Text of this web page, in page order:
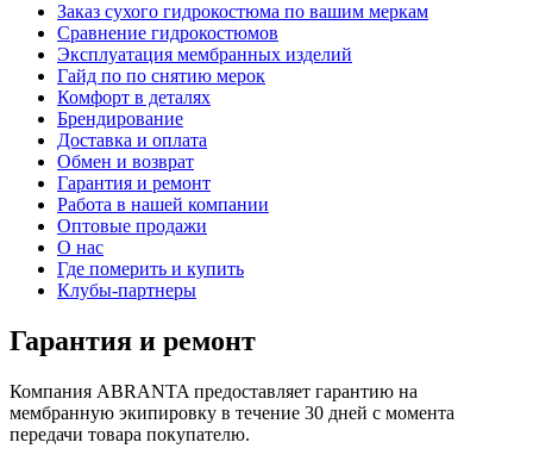
Заказ сухого гидрокостюма по вашим меркам
Сравнение гидрокостюмов
Эксплуатация мембранных изделий
Гайд по по снятию мерок
Комфорт в деталях
Брендирование
Доставка и оплата
Обмен и возврат
Гарантия и ремонт
Работа в нашей компании
Оптовые продажи
О нас
Где померить и купить
Клубы-партнеры
Гарантия и ремонт
Компания ABRANTA предоставляет гарантию на
мембранную экипировку в течение 30 дней с момента
передачи товара покупателю.